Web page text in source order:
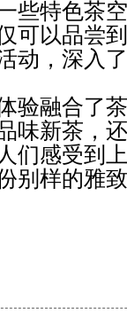
些特色茶
可以品尝
动，深入
验融合了
味新茶，
们感受到
别样的雅